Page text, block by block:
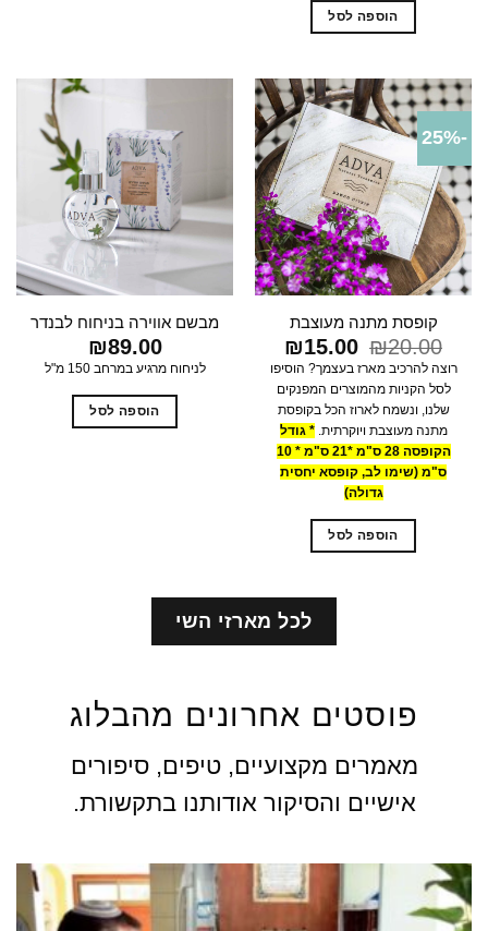
הוספה לסל
מספר
ניתן
לבחור
את
האפשרויות
בעמוד
המוצר
-25%
קופסת מתנה מעוצבת
₪20.00
המחיר
המקורי
היה:
₪20.00.
₪15.00
הוא:
₪15.00.
רוצה להרכיב מארז בעצמך? הוסיפו
לסל הקניות מהמוצרים המפנקים
שלנו, ונשמח לארוז הכל בקופסת
מתנה מעוצבת ויוקרתית.* גודל
הקופסה 28 ס"מ *21 ס"מ * 10
ס"מ (שימו לב, קופסא יחסית
גדולה)
הוספה לסל
מבשם אווירה בניחוח לבנדר
₪89.00
לניחוח מרגיע במרחב 150 מ"ל
הוספה לסל
לכל מארזי השי
פוסטים אחרונים מהבלוג
מאמרים מקצועיים, טיפים, סיפורים
אישיים והסיקור אודותנו בתקשורת.